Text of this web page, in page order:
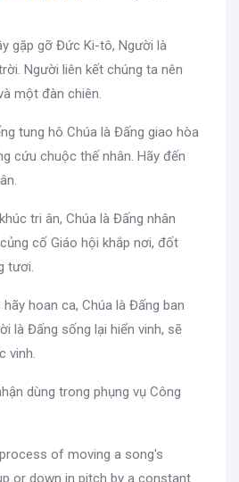
gặp gỡ Đức Ki-tô, Người là
Người liên kết chúng ta nên
một đàn chiên.
tung hô Chúa là Đấng giao hòa
cứu chuộc thế nhân. Hãy đến
tri ân, Chúa là Đấng nhân
cố Giáo hội khắp nơi, đốt
tươi.
hoan ca, Chúa là Đấng ban
là Đấng sống lại hiển vinh, sẽ
vinh.
dùng trong phụng vụ Công
of moving a song's
or down in pitch by a constant